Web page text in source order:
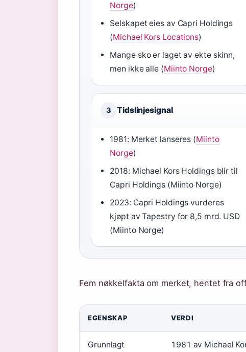
Norge)
Selskapet eies av Capri Holdings
(Michael Kors Locations)
Mange sko er laget av ekte skinn,
men ikke alle (Miinto Norge)
3 Tidslinjesignal
1981: Merket lanseres (Miinto
Norge)
2018: Michael Kors Holdings blir til
Capri Holdings (Miinto Norge)
2023: Capri Holdings vurderes
kjøpt av Tapestry for 8,5 mrd. USD
(Miinto Norge)
Fem nøkkelfakta om merket, hentet fra
EGENSKAP VERDI
Grunnlagt 1981 av Michael